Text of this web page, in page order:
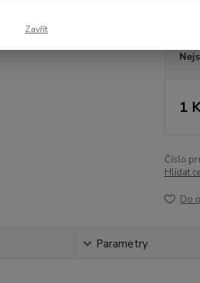
1
Číslo
Hlídat
Do
Parametry
Zavřít